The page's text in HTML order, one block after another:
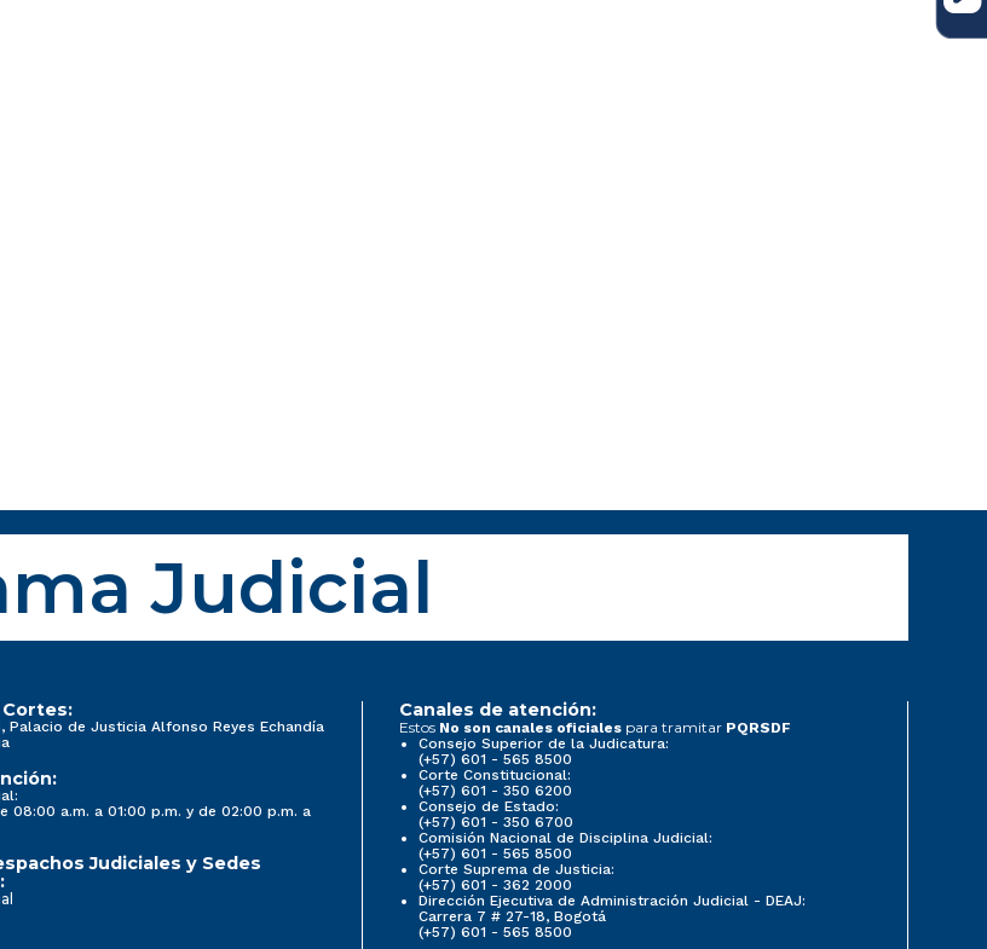
Judicial
Palacio de Justicia Alfonso Reyes Echandía
08:00 a.m. a 01:00 p.m. y de 02:00 p.m. a
Judiciales y Sedes
Canales de atención:
Estos No son canales oficiales para tramitar PQRSDF
Consejo Superior de la Judicatura:
(+57) 601 - 565 8500
Corte Constitucional:
(+57) 601 - 350 6200
Consejo de Estado:
(+57) 601 - 350 6700
Comisión Nacional de Disciplina Judicial:
(+57) 601 - 565 8500
Corte Suprema de Justicia:
(+57) 601 - 362 2000
Dirección Ejecutiva de Administración Judicial - DEAJ:
Carrera 7 # 27-18, Bogotá
(+57) 601 - 565 8500